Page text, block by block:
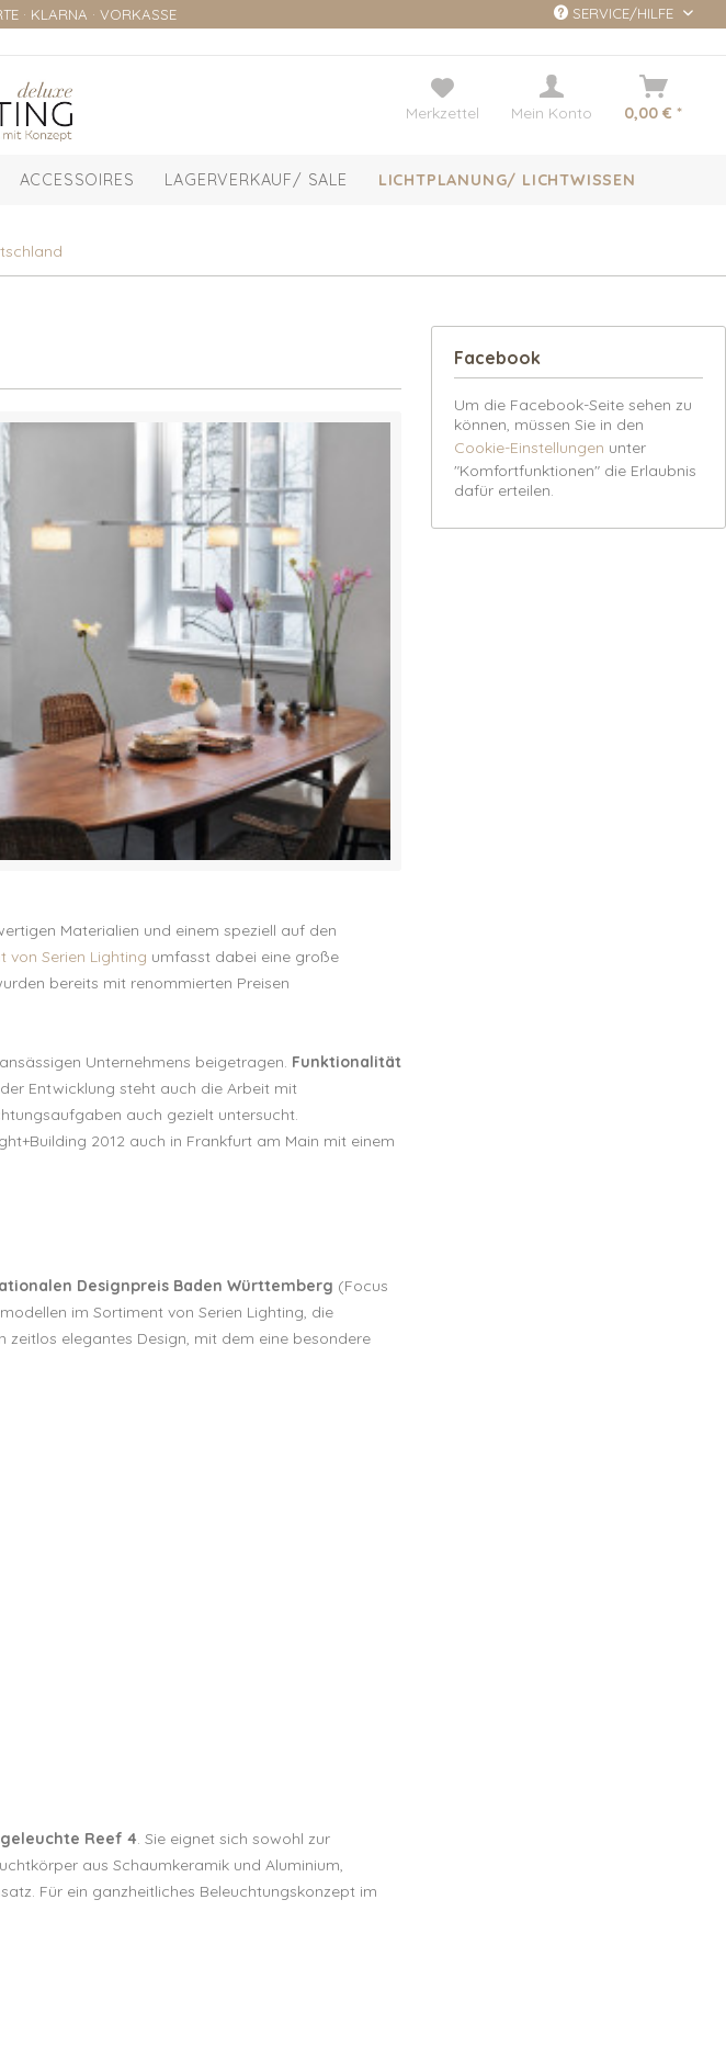
· KLARNA · VORKASSE SERVICE/HILFE
Merkzettel Mein Konto 0,00 € *
ACCESSOIRES LAGERVERKAUF/ SALE LICHTPLANUNG/ LICHTWISSEN
Facebook
Um die Facebook-Seite sehen zu
können, müssen Sie in den
Cookie-Einstellungen unter
"Komfortfunktionen" die Erlaubnis
dafür erteilen.
Materialien und einem speziell auf den
von Serien Lighting umfasst dabei eine große
bereits mit renommierten Preisen
Unternehmens beigetragen. Funktionalität
Entwicklung steht auch die Arbeit mit
auch gezielt untersucht.
2012 auch in Frankfurt am Main mit einem
Designpreis Baden Württemberg (Focus
im Sortiment von Serien Lighting, die
zeitlos elegantes Design, mit dem eine besondere
Reef 4. Sie eignet sich sowohl zur
aus Schaumkeramik und Aluminium,
Für ein ganzheitliches Beleuchtungskonzept im